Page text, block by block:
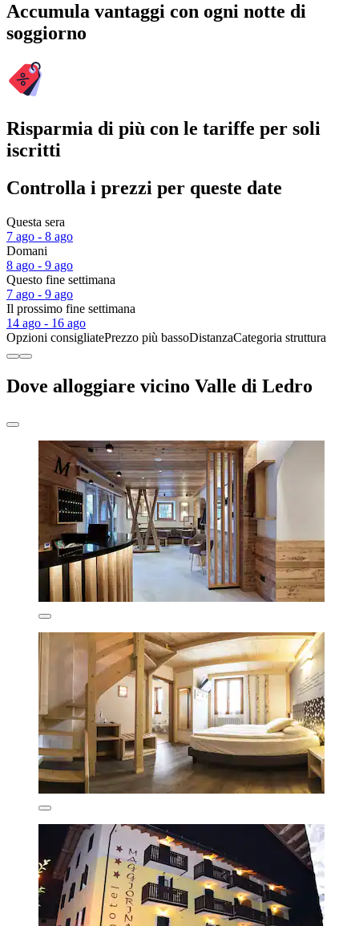
Accumula vantaggi con ogni notte di
soggiorno
Risparmia di più con le tariffe per soli
iscritti
Controlla i prezzi per queste date
Questa sera
7 ago - 8 ago
Domani
8 ago - 9 ago
Questo fine settimana
7 ago - 9 ago
Il prossimo fine settimana
14 ago - 16 ago
Opzioni consigliatePrezzo più bassoDistanzaCategoria struttura
Dove alloggiare vicino Valle di Ledro